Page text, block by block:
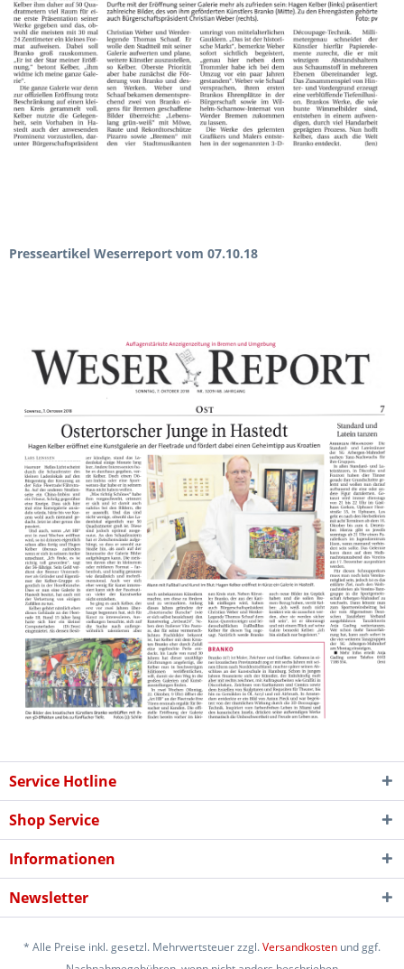
Presseartikel Weserreport vom 07.10.18
Service Hotline
Shop Service
Informationen
Newsletter
* Alle Preise inkl. gesetzl. Mehrwertsteuer zzgl.Versandkosten und ggf.